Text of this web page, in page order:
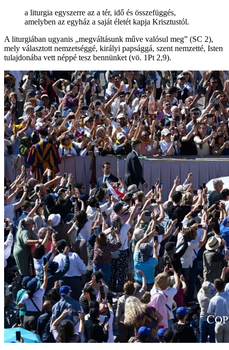
a liturgia egyszerre az a tér, idő és összefüggés,
amelyben az egyház a saját életét kapja Krisztustól.
A liturgiában ugyanis „megváltásunk műve valósul meg” (SC 2),
mely választott nemzetséggé, királyi papsággá, szent nemzetté, Isten
tulajdonába vett néppé tesz bennünket (vö. 1Pt 2,9).